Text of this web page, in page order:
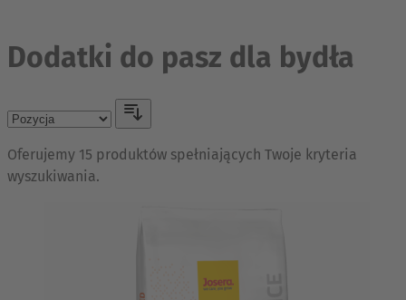
Dodatki do pasz dla bydła
Oferujemy 15 produktów spełniających Twoje kryteria
wyszukiwania.